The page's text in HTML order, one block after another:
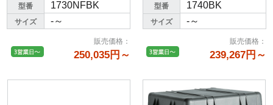
型番 1730NFBK
サイズ -～
販売価格 ：
250,035円～
型番 1740BK
サイズ -～
販売価格 ：
239,267円～